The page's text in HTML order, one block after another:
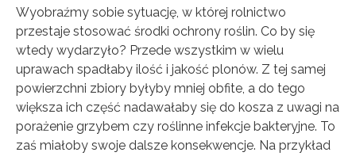
Wyobraźmy sobie sytuację, w której rolnictwo
przestaje stosować środki ochrony roślin. Co by się
wtedy wydarzyło? Przede wszystkim w wielu
uprawach spadłaby ilość i jakość plonów. Z tej samej
powierzchni zbiory byłyby mniej obfite, a do tego
większa ich część nadawałaby się do kosza z uwagi na
porażenie grzybem czy roślinne infekcje bakteryjne. To
zaś miałoby swoje dalsze konsekwencje. Na przykład